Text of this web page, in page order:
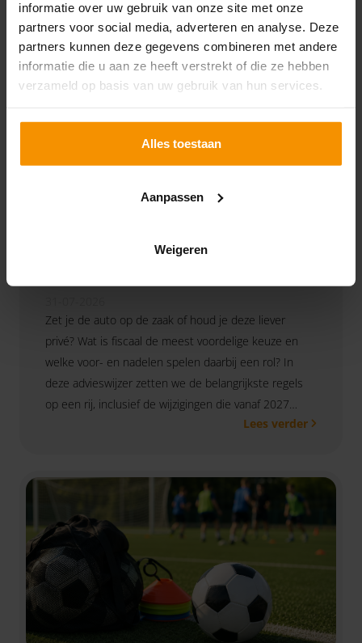
informatie over uw gebruik van onze site met onze
partners voor social media, adverteren en analyse. Deze
partners kunnen deze gegevens combineren met andere
informatie die u aan ze heeft verstrekt of die ze hebben
verzameld op basis van uw gebruik van hun services.
Alles toestaan
Aanpassen
Weigeren
betaling? Lees verder
Auto: zakelijk of privé?
Zet je de auto op de zaak of houd je deze liever
privé? Wat is fiscaal de meest voordelige keuze en
welke voor- en nadelen spelen daarbij een rol? In
deze advieswijzer zetten we de belangrijkste regels
op een rij, inclusief de wijzigingen die vanaf 2027
Lees verder